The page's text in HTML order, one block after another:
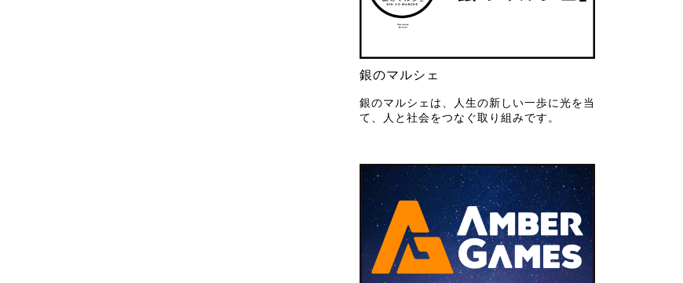
銀のマルシェ
銀のマルシェは、人生の新しい一歩に光を当
て、人と社会をつなぐ取り組みです。